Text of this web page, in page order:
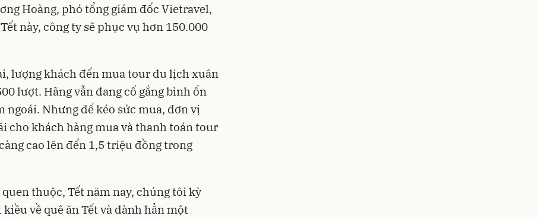
Hoàng, phó tổng giám đốc Vietravel,
này, công ty sẽ phục vụ hơn 150.000
lượng khách đến mua tour du lịch xuân
lượt. Hãng vẫn đang cố gắng bình ổn
ngoái. Nhưng để kéo sức mua, đơn vị
cho khách hàng mua và thanh toán tour
cao lên đến 1,5 triệu đồng trong
thuộc, Tết năm nay, chúng tôi kỳ
về quê ăn Tết và dành hẳn một